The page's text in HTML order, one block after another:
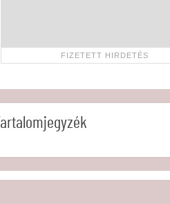
Tartalomjegyzék